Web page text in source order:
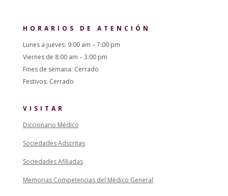
HORARIOS DE ATENCIÓN
Lunes a jueves: 9:00 am – 7:00 pm
Viernes de 8:00 am – 3:00 pm
Fines de semana: Cerrado
Festivos: Cerrado
VISITAR
Diccionario Médico
Sociedades Adscritas
Sociedades Afiliadas
Memorias Competencias del Médico General